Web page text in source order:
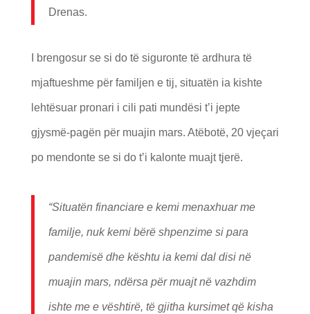
Drenas.
I brengosur se si do të siguronte të ardhura të
mjaftueshme për familjen e tij, situatën ia kishte
lehtësuar pronari i cili pati mundësi t’i jepte
gjysmë-pagën për muajin mars. Atëbotë, 20 vjeçari
po mendonte se si do t’i kalonte muajt tjerë.
“Situatën financiare e kemi menaxhuar me
familje, nuk kemi bërë shpenzime si para
pandemisë dhe kështu ia kemi dal disi në
muajin mars, ndërsa për muajt në vazhdim
ishte me e vështirë, të gjitha kursimet që kisha